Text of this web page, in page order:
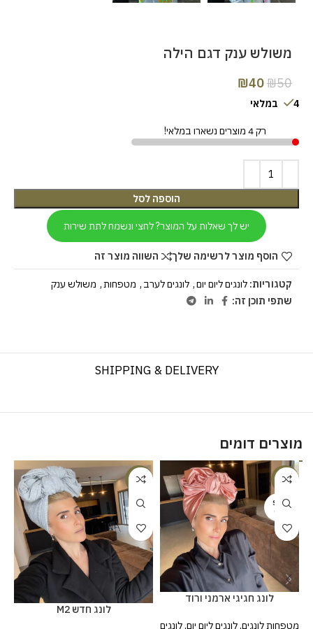
משולש ענק דגם הילה
₪50
₪40
4 במלאי
רק 4 מוצרים נשארו במלאי!
הוספה לסל
יש לך שאלות על המוצר? לחצי ונשמח לתת שירות
הוסף מוצר לרשימה שלך השווה מוצר זה
קטגוריות: לונגים ליום יום, לונגים לערב , מטפחות, משולש ענק
שתפי תוכן זה:
SHIPPING & DELIVERY
מוצרים דומים
-20%
SOLD
OUT
לונג חגיגי ארמני ורוד
מטפחות לונגים,לונגים ליום יום,לונגים
-20%
לונג חדש M2